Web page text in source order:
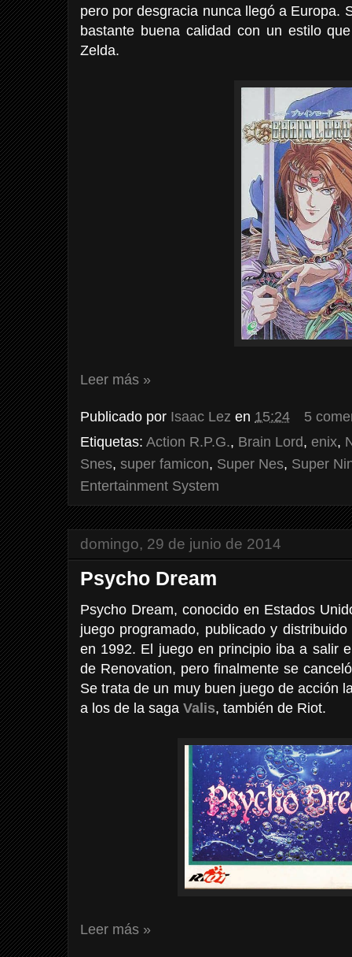
pero por desgracia nunca llegó a Europa.
bastante buena calidad con un estilo
Zelda.
Leer más »
Publicado por Isaac Lez en 15:24
5
Etiquetas: Action R.P.G., Brain Lord, enix,
Snes, super famicon, Super Nes, Super
Entertainment System
domingo, 29 de junio de 2014
Psycho Dream
Psycho Dream, conocido en Estados
juego programado, publicado y
en 1992. El juego en principio iba a salir
de Renovation, pero finalmente se
Se trata de un muy buen juego de acción
a los de la saga Valis, también de Riot.
Leer más »